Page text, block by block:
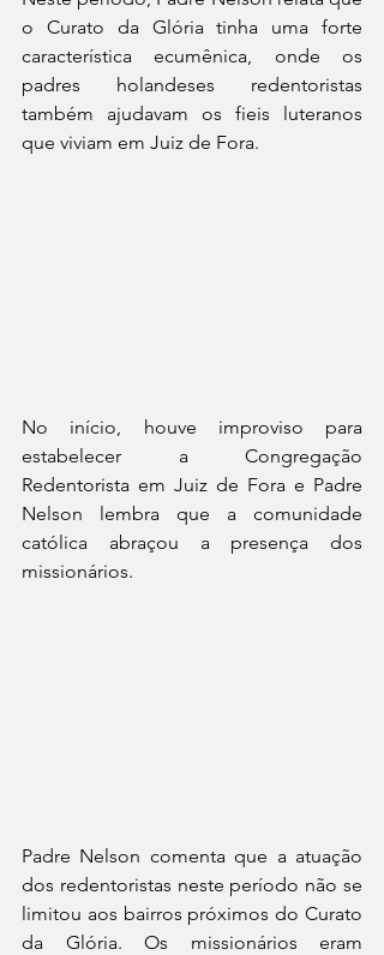
o Curato da Glória tinha uma forte
característica ecumênica, onde os
padres holandeses redentoristas
também ajudavam os fieis luteranos
que viviam em Juiz de Fora.
No início, houve improviso para
estabelecer a Congregação
Redentorista em Juiz de Fora e Padre
Nelson lembra que a comunidade
católica abraçou a presença dos
missionários.
Padre Nelson comenta que a atuação
dos redentoristas neste período não se
limitou aos bairros próximos do Curato
da Glória. Os missionários eram